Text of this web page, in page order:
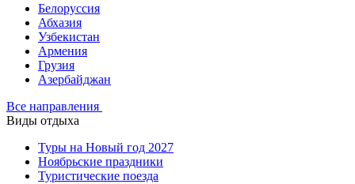
Белоруссия
Абхазия
Узбекистан
Армения
Грузия
Азербайджан
Все направления
Виды отдыха
Туры на Новый год 2027
Ноябрьские праздники
Туристические поезда